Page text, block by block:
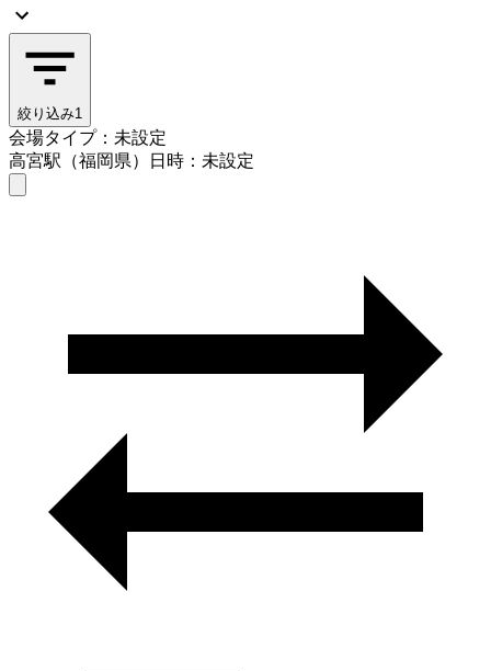
絞り込み1
会場タイプ：未設定
高宮駅（福岡県）
日時：未設定